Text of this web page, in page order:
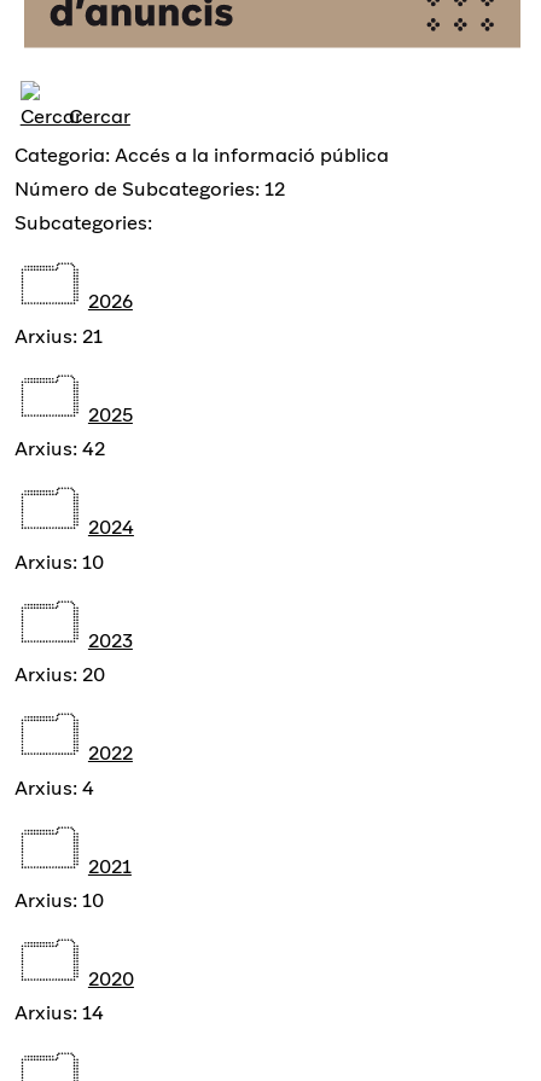
Cercar
Categoria: Accés a la informació pública
Número de Subcategories: 12
Subcategories:
2026
Arxius: 21
2025
Arxius: 42
2024
Arxius: 10
2023
Arxius: 20
2022
Arxius: 4
2021
Arxius: 10
2020
Arxius: 14